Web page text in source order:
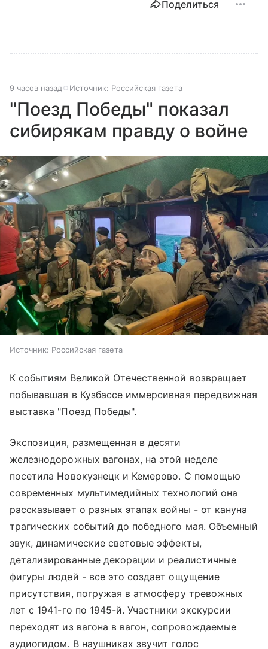
Поделиться
9 часов назад Источник: Российская газета
"Поезд Победы" показал
сибирякам правду о войне
Источник: Российская газета
К событиям Великой Отечественной возвращает
побывавшая в Кузбассе иммерсивная передвижная
выставка "Поезд Победы".
Экспозиция, размещенная в десяти
железнодорожных вагонах, на этой неделе
посетила Новокузнецк и Кемерово. С помощью
современных мультимедийных технологий она
рассказывает о разных этапах войны - от кануна
трагических событий до победного мая. Объемный
звук, динамические световые эффекты,
детализированные декорации и реалистичные
фигуры людей - все это создает ощущение
присутствия, погружая в атмосферу тревожных
лет с 1941-го по 1945-й. Участники экскурсии
переходят из вагона в вагон, сопровождаемые
аудиогидом. В наушниках звучит голос